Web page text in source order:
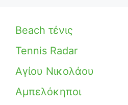
Beach τένις
Tennis Radar
Αγίου Νικολάου
Αμπελόκηποι